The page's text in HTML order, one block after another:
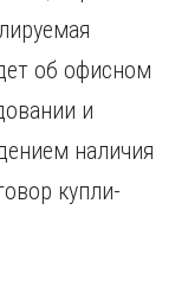
об офисном
и
наличия
купли-